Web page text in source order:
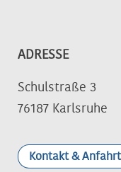
ADRESSE
Schulstraße 3
76187 Karlsruhe
Kontakt & Anfahrt